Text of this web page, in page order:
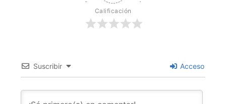
Calificación
Suscribir Acceso